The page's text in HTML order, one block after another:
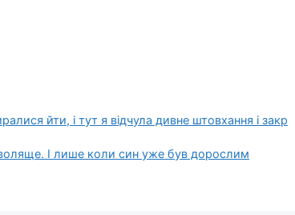
йти, і тут я відчула дивне штовхання і закp
І лише коли син уже був дорослим